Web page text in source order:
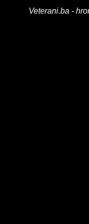
Veterani.ba -